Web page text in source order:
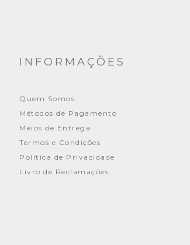
INFORMAÇÕES
Quem Somos
Métodos de Pagamento
Meios de Entrega
Termos e Condições
Política de Privacidade
Livro de Reclamações